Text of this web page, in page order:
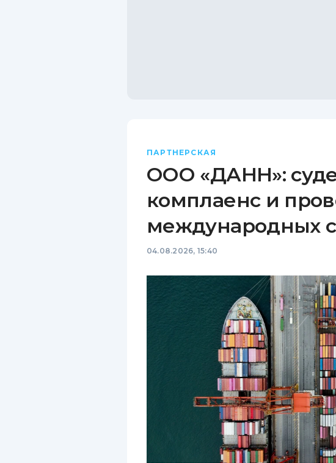
ПАРТНЕРСКАЯ
ООО «ДАНН»:
комплаенс и
международных
04.08.2026, 15:40